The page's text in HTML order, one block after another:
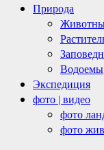
Природа
Водоемы
Экспедиция
фото | видео
фото
фото